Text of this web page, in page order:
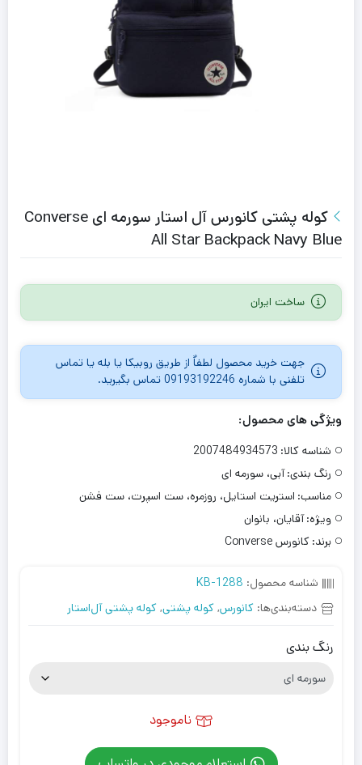
کوله پشتی کانورس آل استار سورمه ای Converse
All Star Backpack Navy Blue
ساخت ایران
جهت خرید محصول لطفاٌ از طریق روبیکا یا بله یا تماس
تلفنی با شماره 09193192246 تماس بگیرید.
ویژگی های محصول:
شناسه کالا: 2007484934573
رنگ بندی: آبی، سورمه ای
مناسب: استریت استایل، روزمره، ست اسپرت، ست فشن
ویژه: آقایان، بانوان
برند: کانورس Converse
شناسه محصول: KB-1288
دسته‌بندی‌ها: کانورس, کوله پشتی, کوله پشتی آل‌استار
رنگ بندی
ناموجود